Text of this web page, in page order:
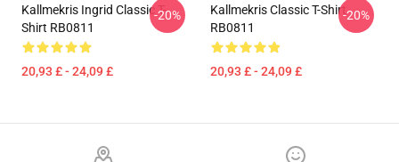
Kallmekris Ingrid Classic T-
Shirt RB0811
20,93 £ - 24,09 £
-20%
Kallmekris Classic T-Shirt
RB0811
20,93 £ - 24,09 £
-20%